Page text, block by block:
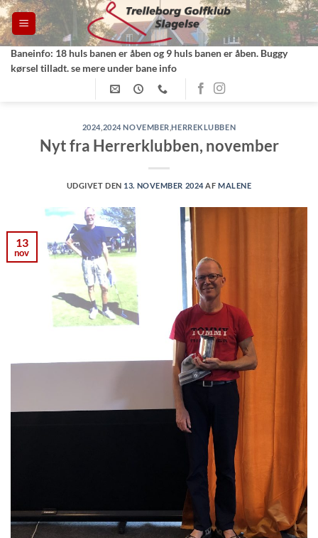
Fortsæt
til
indhold
Baneinfo: 18 huls banen er åben og 9 huls banen er åben. Buggy
kørsel tilladt. se mere under bane info
2024 2024 NOVEMBER ,HERREKLUBBEN
Nyt fra Herrerklubben, november
UDGIVET DEN 13. NOVEMBER 2024 AFMALENE
13
nov